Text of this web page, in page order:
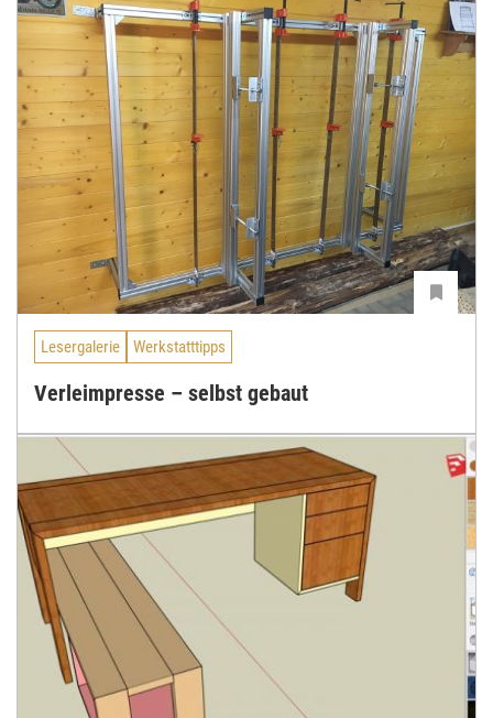
Lesergalerie Werkstatttipps
Verleimpresse – selbst gebaut